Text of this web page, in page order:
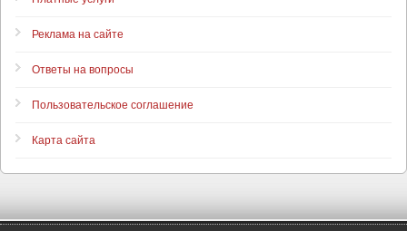
Реклама на сайте
Ответы на вопросы
Пользовательское соглашение
Карта сайта